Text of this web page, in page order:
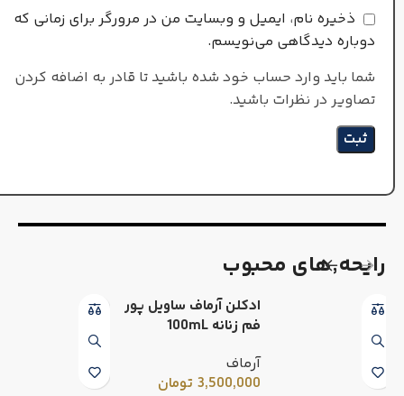
ذخیره نام، ایمیل و وبسایت من در مرورگر برای زمانی که
دوباره دیدگاهی می‌نویسم.
شما باید وارد حساب خود شده باشید تا قادر به اضافه کردن
تصاویر در نظرات باشید.
رایحه٬های محبوب
ادکلن آرماف ساویل پور
فم زنانه 100mL
آرماف
3,500,000 تومان